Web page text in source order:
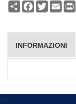
CondividiFacebook
TwitterEmail
INFORMAZIONI
ca